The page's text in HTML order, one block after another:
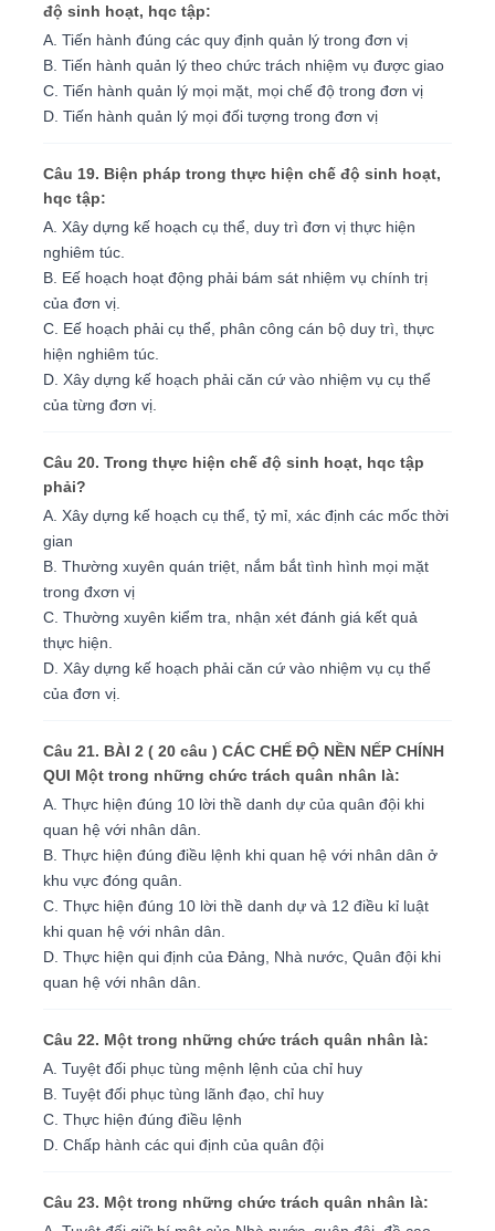
độ sinh hoạt, hqc tập:
A. Tiến hành đúng các quy định quản lý trong đơn vị
B. Tiến hành quản lý theo chức trách nhiệm vụ được giao
C. Tiến hành quản lý mọi mặt, mọi chế độ trong đơn vị
D. Tiến hành quản lý mọi đối tượng trong đơn vị
Câu 19. Biện pháp trong thực hiện chế độ sinh hoạt,
hqc tập:
A. Xây dựng kế hoạch cụ thể, duy trì đơn vị thực hiện
nghiêm túc.
B. Eế hoạch hoạt động phải bám sát nhiệm vụ chính trị
của đơn vị.
C. Eế hoạch phải cụ thể, phân công cán bộ duy trì, thực
hiện nghiêm túc.
D. Xây dựng kế hoạch phải căn cứ vào nhiệm vụ cụ thể
của từng đơn vị.
Câu 20. Trong thực hiện chế độ sinh hoạt, hqc tập
phải?
A. Xây dựng kế hoạch cụ thể, tỷ mỉ, xác định các mốc thời
gian
B. Thường xuyên quán triệt, nắm bắt tình hình mọi mặt
trong đxơn vị
C. Thường xuyên kiểm tra, nhận xét đánh giá kết quả
thực hiện.
D. Xây dựng kế hoạch phải căn cứ vào nhiệm vụ cụ thể
của đơn vị.
Câu 21. BÀI 2 ( 20 câu ) CÁC CHẾ ÐỘ NỀN NẾP CHÍNH
QUI Một trong những chức trách quân nhân là:
A. Thực hiện đúng 10 lời thề danh dự của quân đội khi
quan hệ với nhân dân.
B. Thực hiện đúng điều lệnh khi quan hệ với nhân dân ở
khu vực đóng quân.
C. Thực hiện đúng 10 lời thề danh dự và 12 điều kỉ luật
khi quan hệ với nhân dân.
D. Thực hiện qui định của Ðảng, Nhà nước, Quân đội khi
quan hệ với nhân dân.
Câu 22. Một trong những chức trách quân nhân là:
A. Tuyệt đối phục tùng mệnh lệnh của chỉ huy
B. Tuyệt đối phục tùng lãnh đạo, chỉ huy
C. Thực hiện đúng điều lệnh
D. Chấp hành các qui định của quân đội
Câu 23. Một trong những chức trách quân nhân là: